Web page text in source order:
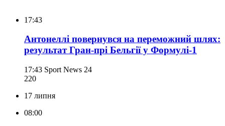
17:43
Антонеллі повернувся на переможний шлях:
результат Гран-прі Бельгії у Формулі-1
17:43 Sport News 24
220
17 липня
08:00